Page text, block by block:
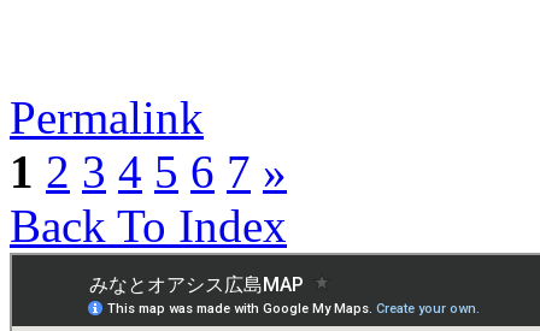
Permalink
1 2 3 4 5 6 7 »
Back To Index